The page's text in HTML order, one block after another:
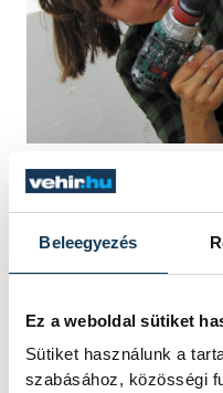
Beleegyezés
Ez a weboldal sütiket
Sütiket használunk a
szabásához, közösségi
A karácsonyi
tervezők
célotok ezzel?
Az
pazarlásra,